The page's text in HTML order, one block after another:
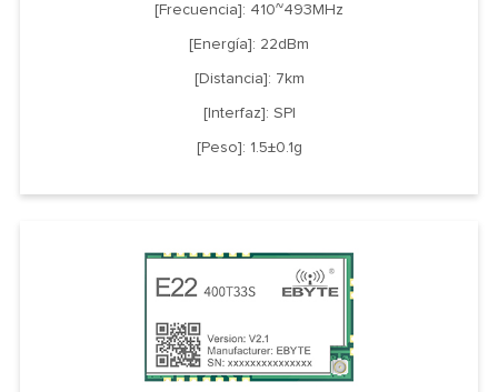
[Frecuencia]: 410~493MHz
[Energía]: 22dBm
[Distancia]: 7km
[Interfaz]: SPI
[Peso]: 1.5±0.1g